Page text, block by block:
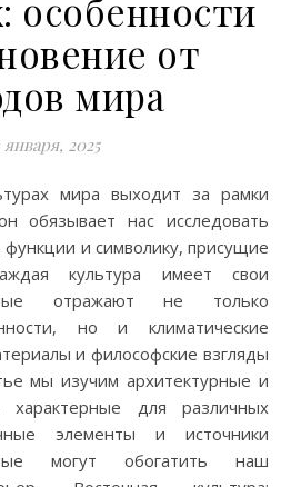
особенности
от
мира
января, 2025
обязывает нас исследовать
и символику, присущие
культура имеет свои
отражают не только
но и климатические
и философские взгляды
мы изучим архитектурные и
характерные для различных
элементы и источники
могут обогатить наш